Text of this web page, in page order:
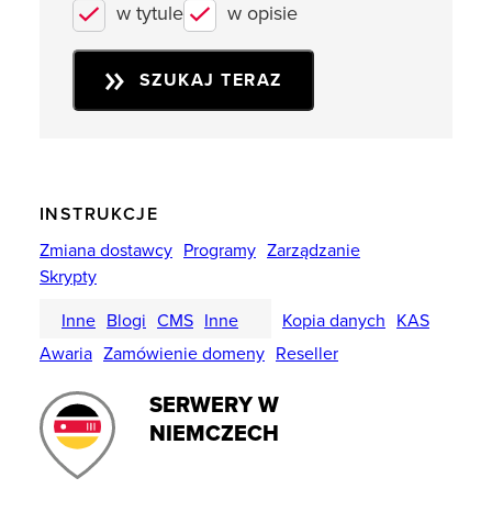
w tytule w opisie
SZUKAJ TERAZ
INSTRUKCJE
Zmiana dostawcy Programy Zarządzanie
Skrypty
Inne Blogi CMS Inne Kopia danych KAS
Awaria Zamówienie domeny Reseller
SERWERY W
NIEMCZECH